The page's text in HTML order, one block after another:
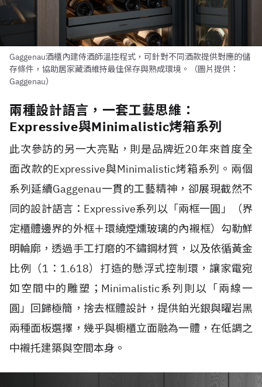
Gaggenau酒櫃內建侍酒師溫控程式，可針對不同酒款提供對應的儲
存條件，協助居家藏酒維持最佳保存與熟成環境。（圖片提供：
Gaggenau）
兩種設計語言，一套工藝思維：
Expressive與Minimalistic烤箱系列
此次參訪的另一大亮點，則是品牌近20年來首度全
面改款的Expressive與Minimalistic烤箱系列。兩個
系列延續Gaggenau一貫的工藝精神，卻展現截然不
同的設計語言：Expressive系列以「兩框一圓」（界
定櫃體邊界的外框＋環繞煙燻玻璃的內襯框）勾勒鮮
明輪廓，透過手工打磨的不鏽鋼材質，以及依循黃金
比例（1：1.618）打造的懸浮式控制環，讓家電宛
如空間中的雕塑；Minimalistic系列則以「兩線一
圓」回歸極簡，捨去框體設計，提供鉑光銀與曜岩黑
兩種面板選擇，幾乎與櫥櫃立面融為一體，在低調之
中襯托建築與空間本身。